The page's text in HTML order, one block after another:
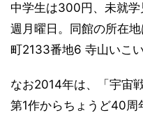
中学生は300円、未就
週月曜日。同館の所在地
町2133番地6 寺山いこい
なお2014年は、「宇宙
第1作からちょうど40周